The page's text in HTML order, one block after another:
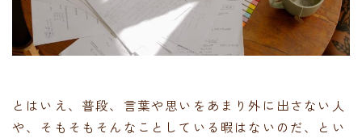
とはいえ、普段、言葉や思いをあまり外に出さない人
や、そもそもそんなことしている暇はないのだ、とい